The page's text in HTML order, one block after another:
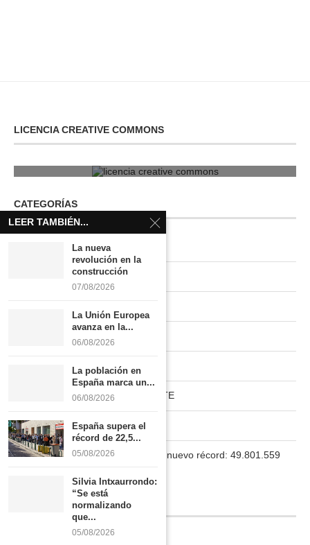
LICENCIA CREATIVE COMMONS
CATEGORÍAS
INVESTIGACIÓN
HÁBITAT RURAL
PAISES NUVE
HABITAT RURAL AUTOSUFICIENTE
Boletín
La población en España marca un nuevo récord: 49.801.559
INFORMACIÓN
LEER TAMBIÉN...
La nueva
revolución en la
construcción
07/08/2026
La Unión Europea
avanza en la...
06/08/2026
La población en
España marca un...
06/08/2026
España supera el
récord de 22,5...
05/08/2026
Silvia Intxaurrondo:
“Se está
normalizando
que...
05/08/2026